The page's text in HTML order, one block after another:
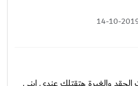
14-10-